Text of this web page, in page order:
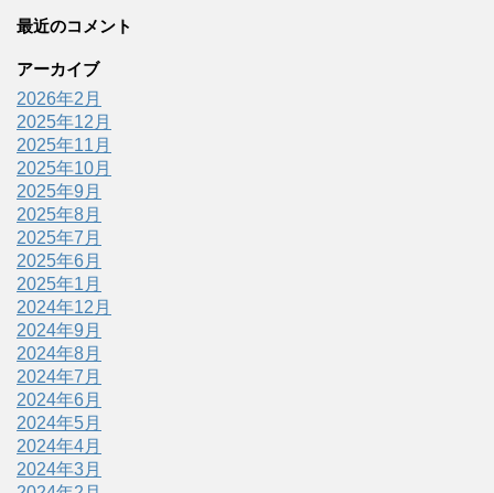
最近のコメント
アーカイブ
2026年2月
2025年12月
2025年11月
2025年10月
2025年9月
2025年8月
2025年7月
2025年6月
2025年1月
2024年12月
2024年9月
2024年8月
2024年7月
2024年6月
2024年5月
2024年4月
2024年3月